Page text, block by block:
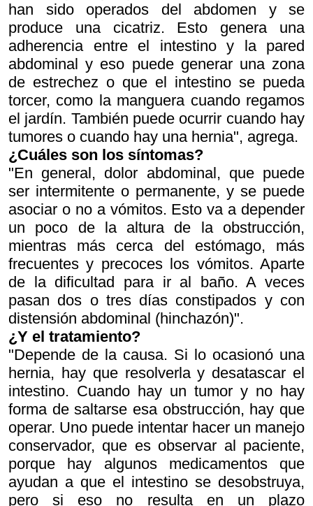
han sido operados del abdomen y se
produce una cicatriz. Esto genera una
adherencia entre el intestino y la pared
abdominal y eso puede generar una zona
de estrechez o que el intestino se pueda
torcer, como la manguera cuando regamos
el jardín. También puede ocurrir cuando hay
tumores o cuando hay una hernia", agrega.
¿Cuáles son los síntomas?
"En general, dolor abdominal, que puede
ser intermitente o permanente, y se puede
asociar o no a vómitos. Esto va a depender
un poco de la altura de la obstrucción,
mientras más cerca del estómago, más
frecuentes y precoces los vómitos. Aparte
de la dificultad para ir al baño. A veces
pasan dos o tres días constipados y con
distensión abdominal (hinchazón)".
¿Y el tratamiento?
"Depende de la causa. Si lo ocasionó una
hernia, hay que resolverla y desatascar el
intestino. Cuando hay un tumor y no hay
forma de saltarse esa obstrucción, hay que
operar. Uno puede intentar hacer un manejo
conservador, que es observar al paciente,
porque hay algunos medicamentos que
ayudan a que el intestino se desobstruya,
pero si eso no resulta en un plazo